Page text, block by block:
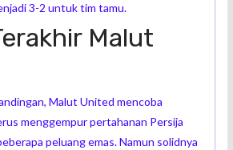
3-2 untuk tim tamu.
Malut
Malut United mencoba
menggempur pertahanan Persija
peluang emas. Namun solidnya